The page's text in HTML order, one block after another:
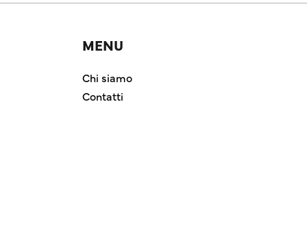
MENU
Chi siamo
Contatti